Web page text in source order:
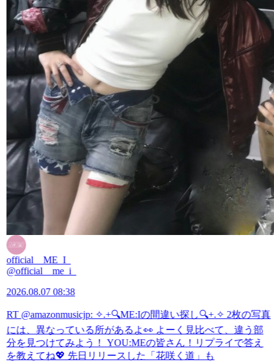
official__ME_I_
@official__me_i_
2026.08.07 08:38
RT @amazonmusicjp: ✧.+🔍ME:Iの間違い探し🔍+.✧ 2枚の写真
には、異なっている所があるよ👀 よーく見比べて、違う部
分を見つけてみよう！ YOU:MEの皆さん！リプライで答え
を教えてね💖 先日リリースした「花咲く道」も